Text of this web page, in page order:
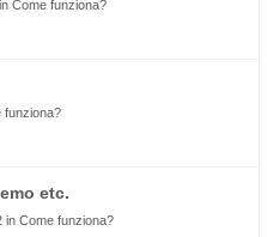
Come funziona?
funziona?
etc.
in Come funziona?